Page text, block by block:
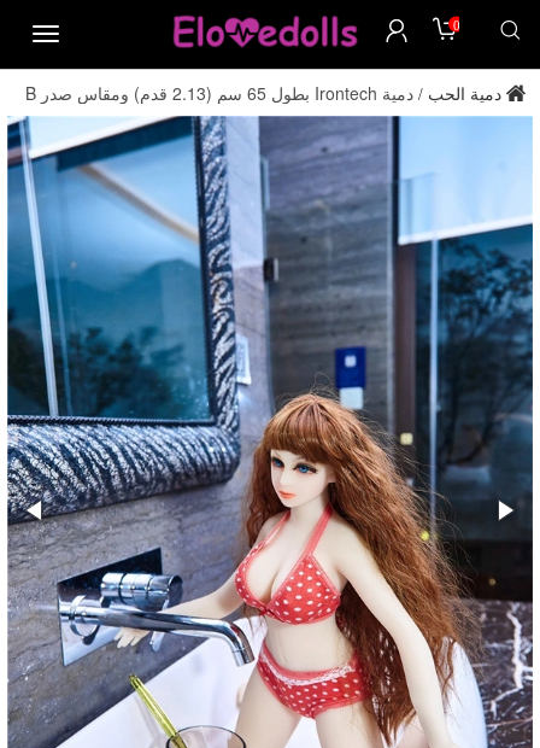
menu
0
دمية الحب /
دمية Irontech بطول 65 سم (2.13 قدم) ومقاس صدر B
مصنوعة من مادة TPE، دمية للبالغين، مباشرة من المصنع